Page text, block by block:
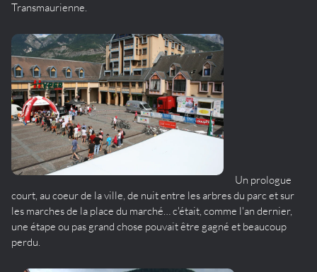
Transmaurienne.
Un prologue
court, au coeur de la ville, de nuit entre les arbres du parc et sur
les marches de la place du marché… c'était, comme l'an dernier,
une étape ou pas grand chose pouvait être gagné et beaucoup
perdu.